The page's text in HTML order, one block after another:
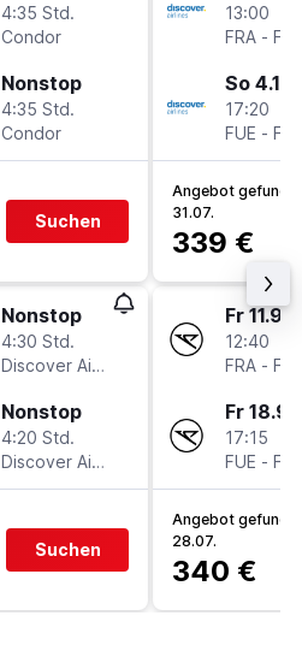
4:35 Std.
Condor
Nonstop
4:35 Std.
Condor
Suchen
Nonstop
4:30 Std.
Discover Airlines
Nonstop
4:20 Std.
Discover Airlines
Suchen
13:00
FRA -
So 4.10.
17:20
FUE -
Angebot
31.07.
339 €
Fr 11.9.
12:40
FRA -
Fr 18.9.
17:15
FUE -
Angebot
28.07.
340 €